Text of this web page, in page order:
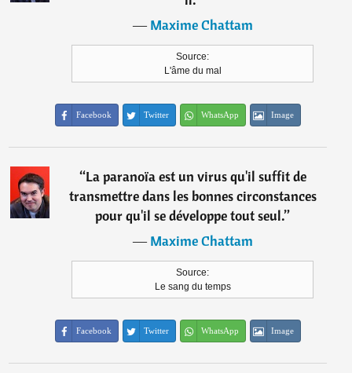
―Maxime Chattam
Source:
L'âme du mal
Facebook Twitter WhatsApp Image
“La paranoïa est un virus qu'il suffit de
transmettre dans les bonnes circonstances
pour qu'il se développe tout seul.”
―Maxime Chattam
Source:
Le sang du temps
Facebook Twitter WhatsApp Image